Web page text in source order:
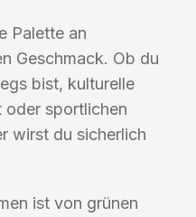
Palette an
Geschmack. Ob du
bist, kulturelle
oder sportlichen
wirst du sicherlich
ist von grünen